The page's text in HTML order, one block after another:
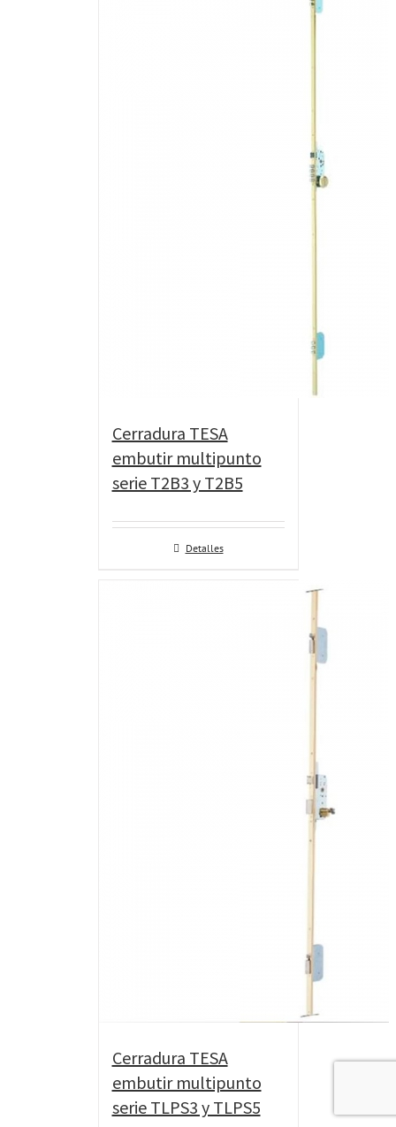
Cerradura TESA
embutir multipunto
serie T2B3 y T2B5
Detalles
Cerradura TESA
embutir multipunto
serie TLPS3 y TLPS5